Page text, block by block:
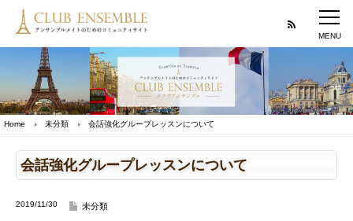
Home 未分類 会話強化グループレッスンについて
会話強化グループレッスンについて
2019/11/30 未分類